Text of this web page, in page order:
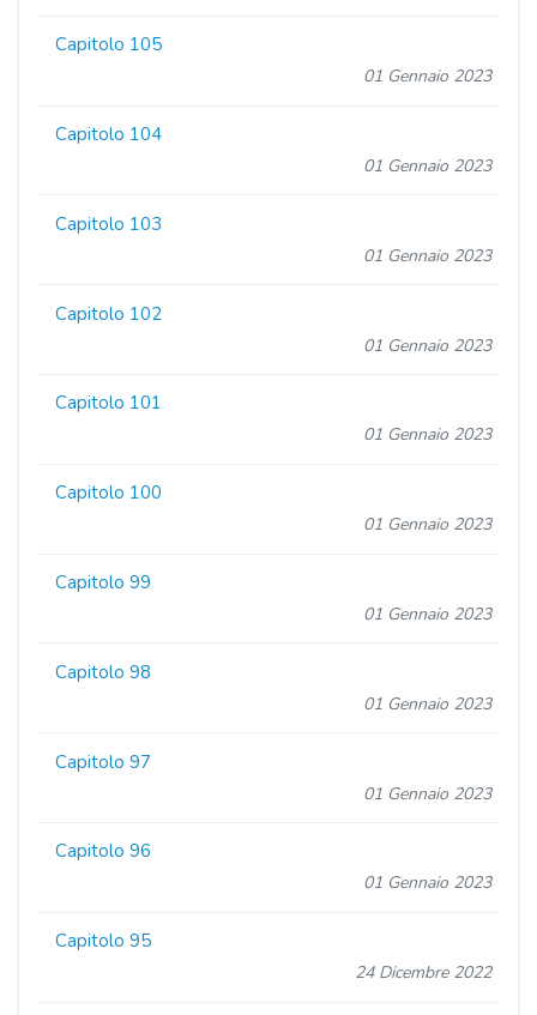
Capitolo 105
01 Gennaio 2023
Capitolo 104
01 Gennaio 2023
Capitolo 103
01 Gennaio 2023
Capitolo 102
01 Gennaio 2023
Capitolo 101
01 Gennaio 2023
Capitolo 100
01 Gennaio 2023
Capitolo 99
01 Gennaio 2023
Capitolo 98
01 Gennaio 2023
Capitolo 97
01 Gennaio 2023
Capitolo 96
01 Gennaio 2023
Capitolo 95
24 Dicembre 2022